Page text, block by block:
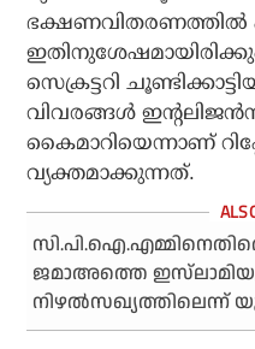
ഭക്ഷണവിതരണത്തില്‍
ഇതിനുശേഷമായിരിക്കും
സെക്രട്ടറി
വിവരങ്ങള്‍ ഇന്റലിജന്‍സ്
കൈമാറിയെന്നാണ്
വ്യക്തമാക്കുന്നത്.
ജമാഅത്തെ
നിഴല്‍സഖ്യത്തിലെന്ന്